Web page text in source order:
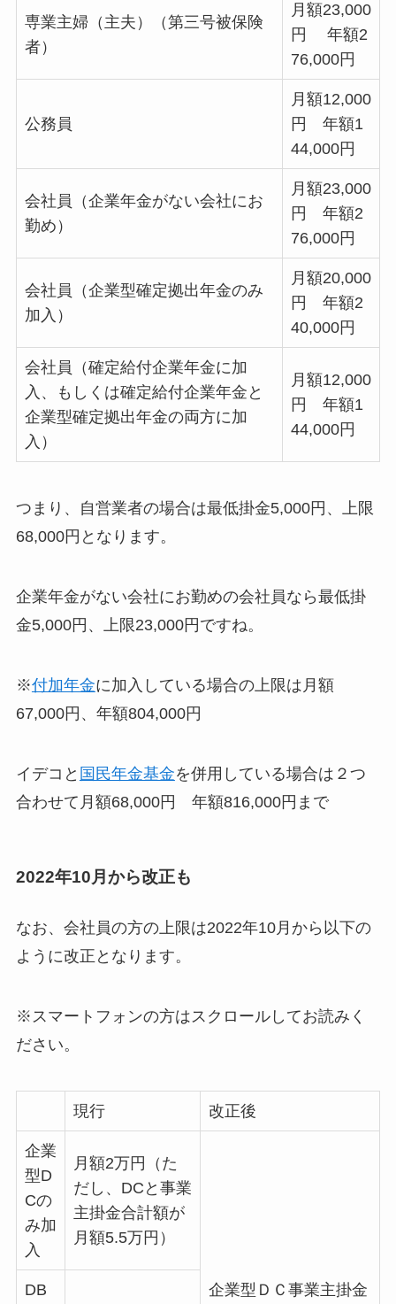
専業主婦（主夫）（第三号被保険
者）
月額23,000
円 年額2
76,000円
公務員
月額12,000
円 年額1
44,000円
会社員（企業年金がない会社にお
勤め）
月額23,000
円 年額2
76,000円
会社員（企業型確定拠出年金のみ
加入）
月額20,000
円 年額2
40,000円
会社員（確定給付企業年金に加
入、もしくは確定給付企業年金と
企業型確定拠出年金の両方に加
入）
月額12,000
円 年額1
44,000円
つまり、自営業者の場合は最低掛金5,000円、上限
68,000円となります。
企業年金がない会社にお勤めの会社員なら最低掛
金5,000円、上限23,000円ですね。
※付加年金に加入している場合の上限は月額
67,000円、年額804,000円
イデコと 国民年金基金を併用している場合は２つ
合わせて月額68,000円 年額816,000円まで
2022年10月から改正も
なお、会社員の方の上限は2022年10月から以下の
ように改正となります。
※スマートフォンの方はスクロールしてお読みく
ださい。
現行 改正後
企業
型D
Cの
み加
入
月額2万円（た
だし、DCと事業
主掛金合計額が
月額5.5万円）
企業型ＤＣ事業主掛金
DB